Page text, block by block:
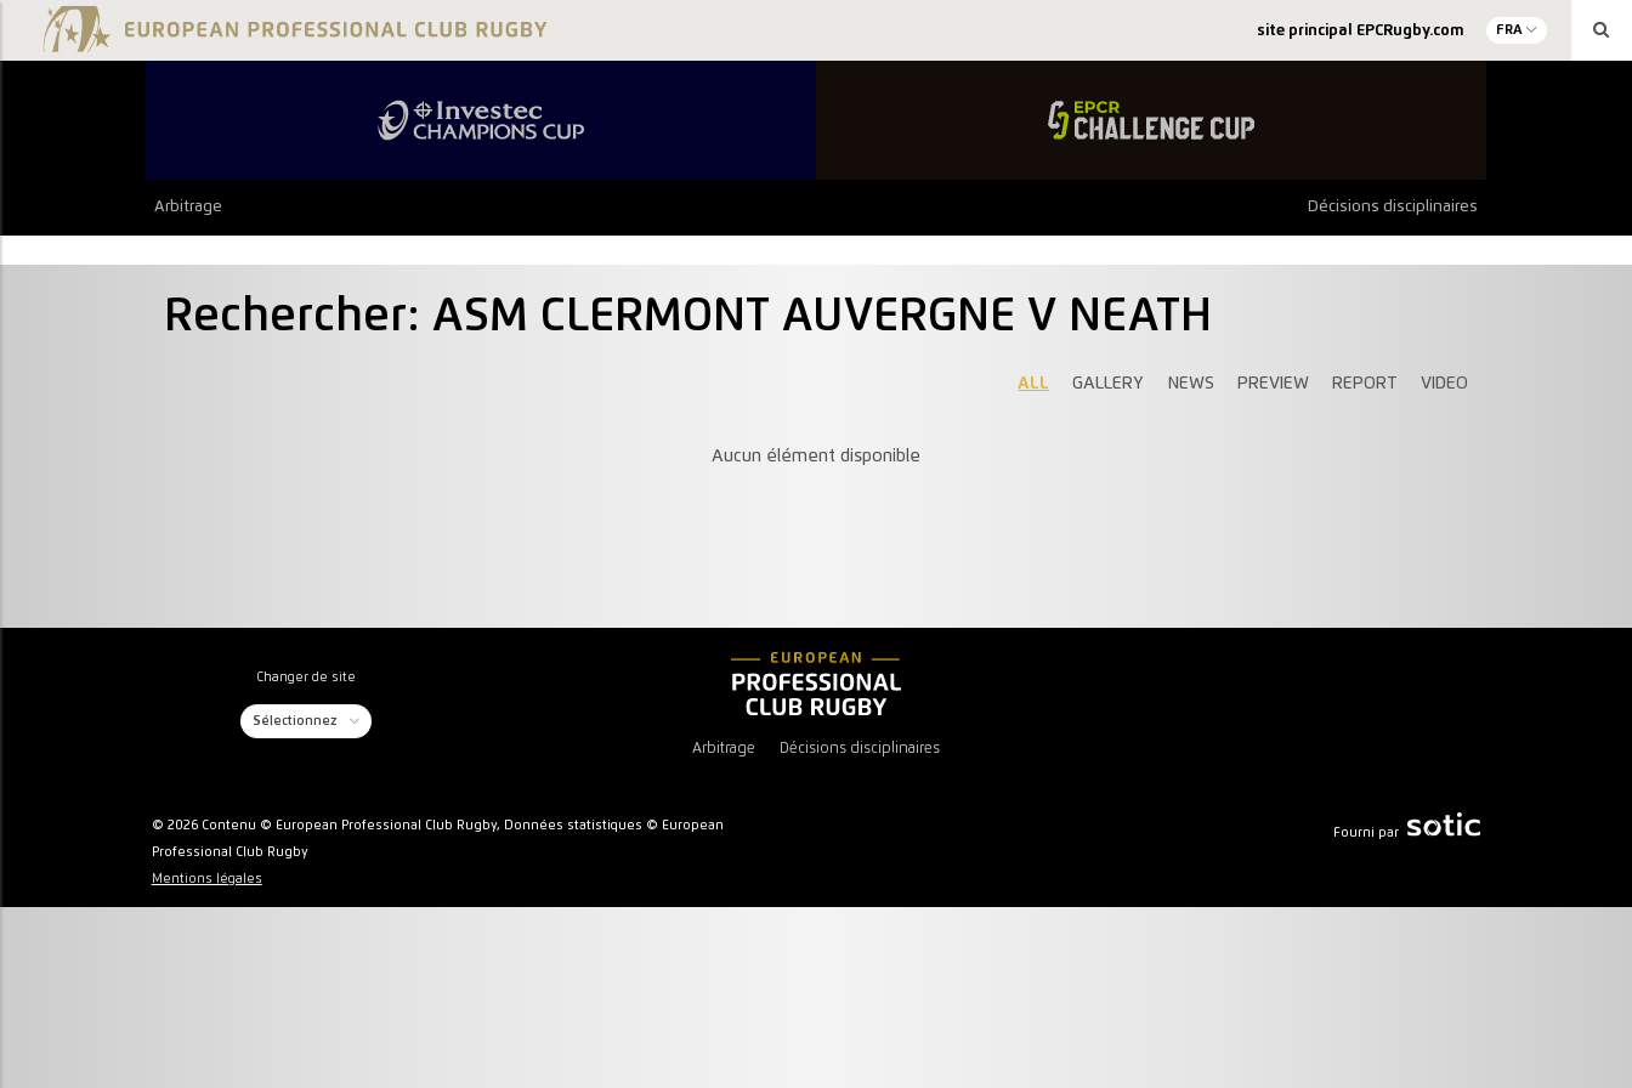
site principal EPCRugby.com FRA
Arbitrage Décisions disciplinaires
Rechercher: ASM CLERMONT AUVERGNE V NEATH
ALL GALLERY NEWS PREVIEW REPORT VIDEO
Aucun élément disponible
Changer de site
Sélectionnez
Arbitrage Décisions disciplinaires
© 2026 Contenu © European Professional Club Rugby, Données statistiques © European
Professional Club Rugby
Mentions légales
Fourni par